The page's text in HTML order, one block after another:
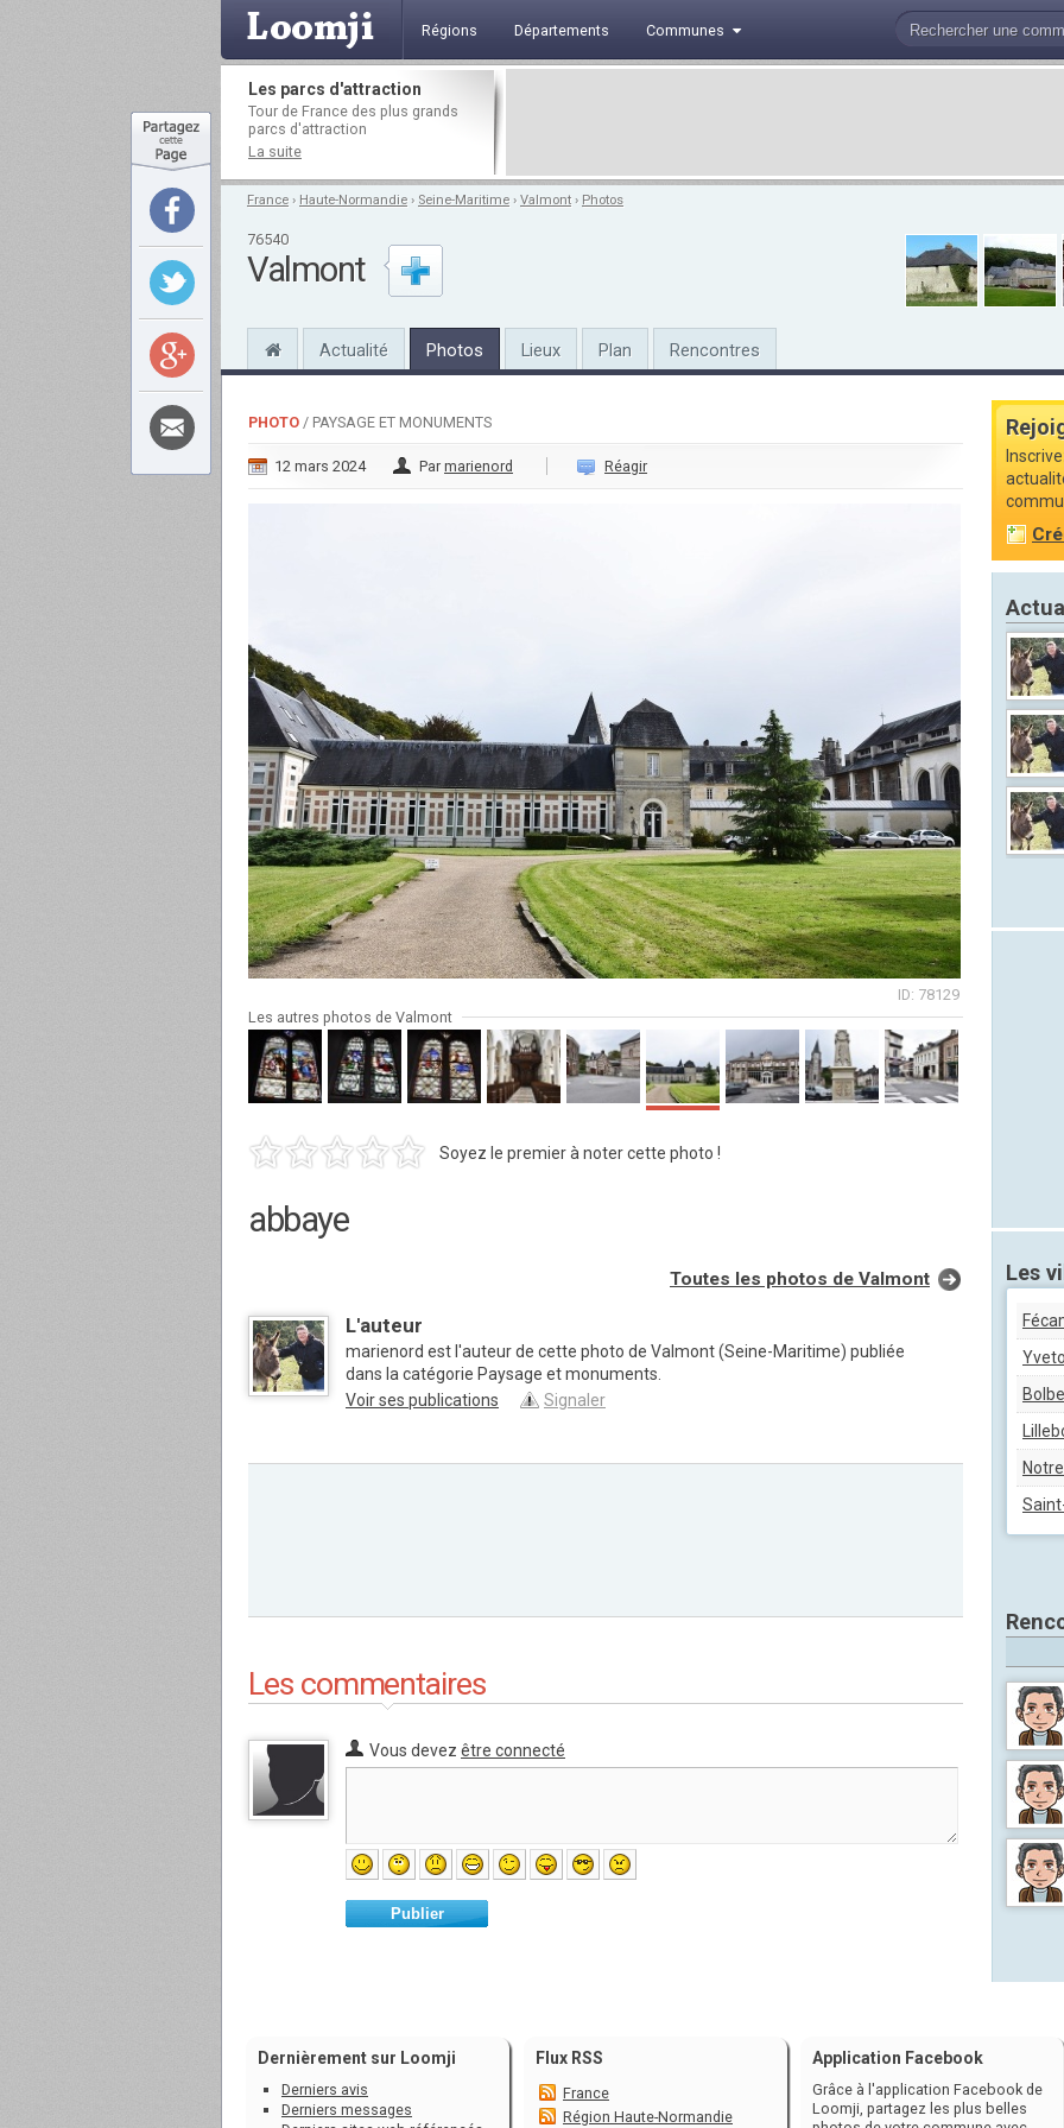
Régions Départements Communes
Les parcs d'attraction
Tour de France des plus grands
parcs d'attraction
La suite
France › Haute-Normandie › Seine-Maritime › Valmont › Photos
76540
Valmont
Actualité Photos Lieux Plan Rencontres
PHOTO / PAYSAGE ET MONUMENTS
12 mars 2024 Par marienord Réagir
ID: 78129
Les autres photos de Valmont
Soyez le premier à noter cette photo !
abbaye
Toutes les photos de Valmont
L'auteur
marienord est l'auteur de cette photo de Valmont (Seine-Maritime) publiée
dans la catégorie Paysage et monuments.
Voir ses publications
Signaler
Les commentaires
Vous devez être connecté
Publier
Les
Dernièrement sur Loomji
Derniers avis
Derniers messages
Flux RSS
France
Région Haute-Normandie
Application Facebook
Grâce à l'application Facebook de
Loomji, partagez les plus belles